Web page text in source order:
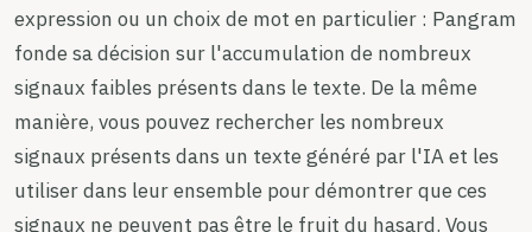
expression ou un choix de mot en particulier : Pangram
fonde sa décision sur l'accumulation de nombreux
signaux faibles présents dans le texte. De la même
manière, vous pouvez rechercher les nombreux
signaux présents dans un texte généré par l'IA et les
utiliser dans leur ensemble pour démontrer que ces
signaux ne peuvent pas être le fruit du hasard. Vous